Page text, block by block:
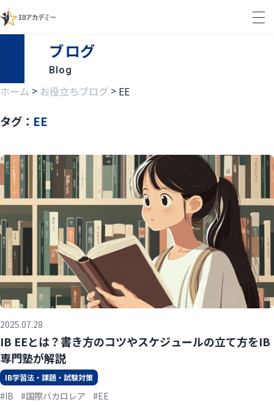
ブログ
Blog
ホーム > お役立ちブログ > EE
タグ： EE
2025.07.28
IB EEとは？書き方のコツやスケジュールの立て方をIB
専門塾が解説
IB学習法・課題・試験対策
#IB #国際バカロレア #EE